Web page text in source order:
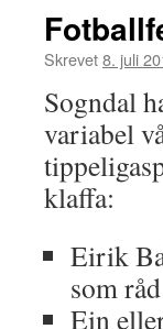
Skrevet8. juli
Sogndal
variabel
klaffa:
Eirik
som råd
Ein